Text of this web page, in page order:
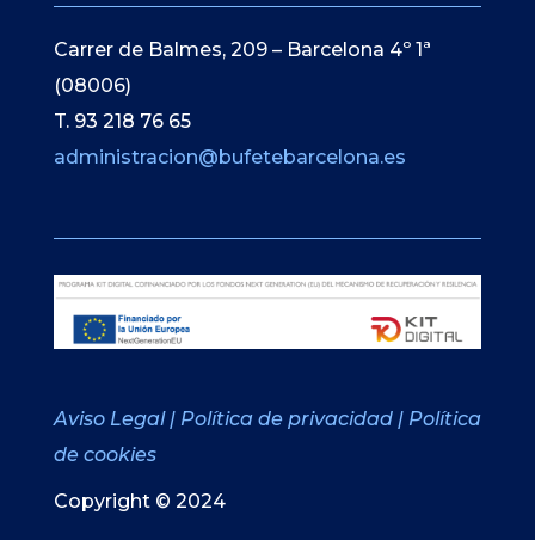
Carrer de Balmes, 209 – Barcelona 4º 1ª
(08006)
T. 93 218 76 65
administracion@bufetebarcelona.es
Aviso Legal | Política de privacidad | Política
de cookies
Copyright © 2024